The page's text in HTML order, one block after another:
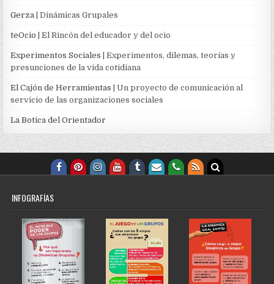
Gerza | Dinámicas Grupales
teOcio | El Rincón del educador y del ocio
Experimentos Sociales | Experimentos, dilemas, teorías y
presunciones de la vida cotidiana
El Cajón de Herramientas | Un proyecto de comunicación al
servicio de las organizaciones sociales
La Botica del Orientador
INFOGRAFÍAS